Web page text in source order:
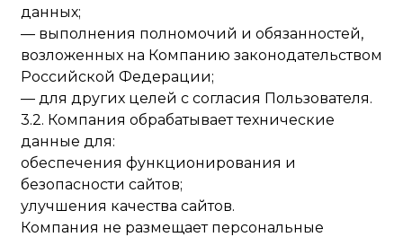
данных;
— выполнения полномочий и обязанностей,
возложенных на Компанию законодательством
Российской Федерации;
— для других целей с согласия Пользователя.
3.2. Компания обрабатывает технические
данные для:
обеспечения функционирования и
безопасности сайтов;
улучшения качества сайтов.
Компания не размещает персональные